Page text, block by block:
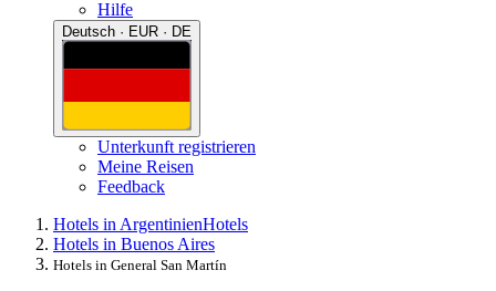
Hilfe
Deutsch · EUR · DE
Unterkunft registrieren
Meine Reisen
Feedback
Hotels in ArgentinienHotels
Hotels in Buenos Aires
Hotels in General San Martín